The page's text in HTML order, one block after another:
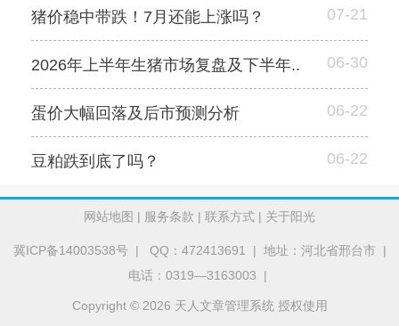
猪价稳中带跌！7月还能上涨吗？ 07-21
2026年上半年生猪市场复盘及下半年.. 06-30
蛋价大幅回落及后市预测分析 06-22
豆粕跌到底了吗？ 06-22
网站地图 | 服务条款 | 联系方式 | 关于阳光
冀ICP备14003538号| QQ：472413691 | 地址：河北省邢台市 |
电话：0319—3163003 |
Copyright © 2026 天人文章管理系统 授权使用